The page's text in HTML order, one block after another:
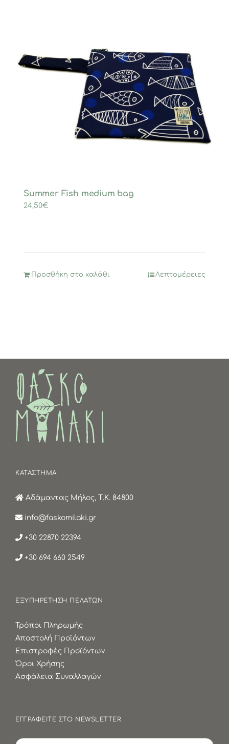
Summer Fish medium bag
24,50€
Προσθήκη στο καλάθι Λεπτομέρειες
ΚΑΤΑΣΤΗΜΑ
Αδάμαντας Μήλος, Τ.Κ. 84800
info@faskomilaki.gr
+30 22870 22394
+30 694 660 2549
ΕΞΥΠΗΡΕΤΗΣΗ ΠΕΛΑΤΩΝ
Τρόποι Πληρωμής
Αποστολή Προϊόντων
Επιστροφές Προϊόντων
Όροι Χρήσης
Ασφάλεια Συναλλαγών
ΕΓΓΡΑΦΕΙΤΕ ΣΤΟ NEWSLETTER